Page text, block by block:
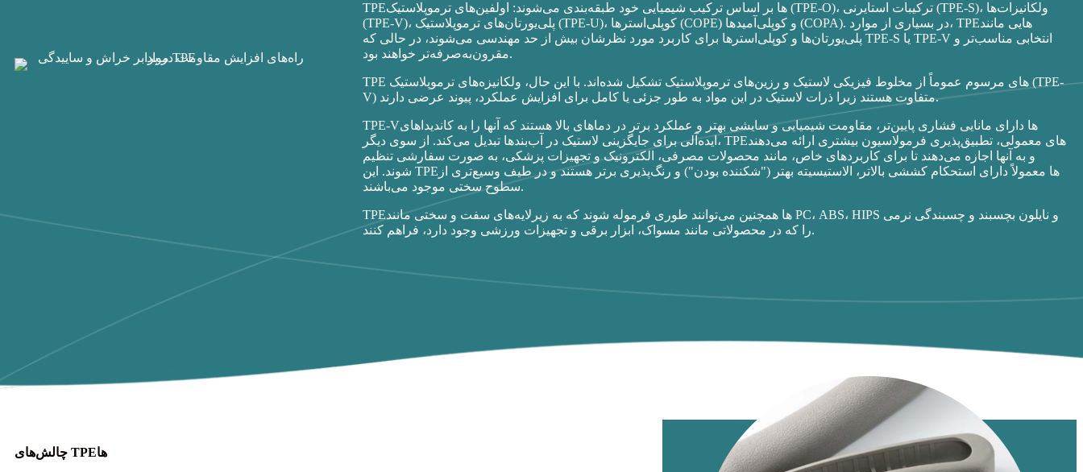
TPEها بر اساس ترکیب شیمیایی خود طبقه‌بندی می‌شوند: اولفین‌های ترموپلاستیک (TPE-O)، ترکیبات استایرنی (TPE-S)، ولکانیزات‌ها
(TPE-V)، پلی‌یورتان‌های ترموپلاستیک (TPE-U)، کوپلی‌استرها (COPE) و کوپلی‌آمیدها (COPA). در بسیاری از موارد، TPEهایی مانند
پلی‌یورتان‌ها و کوپلی‌استرها برای کاربرد مورد نظرشان بیش از حد مهندسی می‌شوند، در حالی که TPE-S یا TPE-V انتخابی مناسب‌تر و
مقرون‌به‌صرفه‌تر خواهند بود.
TPE های مرسوم عموماً از مخلوط فیزیکی لاستیک و رزین‌های ترموپلاستیک تشکیل شده‌اند. با این حال، ولکانیزه‌های ترموپلاستیک (TPE-
V) متفاوت هستند زیرا ذرات لاستیک در این مواد به طور جزئی یا کامل برای افزایش عملکرد، پیوند عرضی دارند.
TPE-Vها دارای مانایی فشاری پایین‌تر، مقاومت شیمیایی و سایشی بهتر و عملکرد برتر در دماهای بالا هستند که آنها را به کاندیداهای
ایده‌آلی برای جایگزینی لاستیک در آب‌بندها تبدیل می‌کند. از سوی دیگر، TPEهای معمولی، تطبیق‌پذیری فرمولاسیون بیشتری ارائه می‌دهند
و به آنها اجازه می‌دهند تا برای کاربردهای خاص، مانند محصولات مصرفی، الکترونیک و تجهیزات پزشکی، به صورت سفارشی تنظیم
شوند. این TPEها معمولاً دارای استحکام کششی بالاتر، الاستیسیته بهتر ("شکننده بودن") و رنگ‌پذیری برتر هستند و در طیف وسیع‌تری از
سطوح سختی موجود می‌باشند.
TPEها همچنین می‌توانند طوری فرموله شوند که به زیرلایه‌های سفت و سختی مانند PC، ABS، HIPS و نایلون بچسبند و چسبندگی نرمی
را که در محصولاتی مانند مسواک، ابزار برقی و تجهیزات ورزشی وجود دارد، فراهم کنند.
چالش‌های TPEها